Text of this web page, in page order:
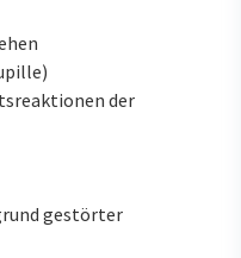
der
gestörter